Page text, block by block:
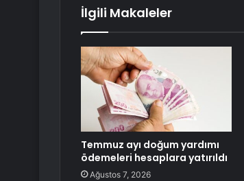
İlgili Makaleler
Temmuz ayı doğum yardımı
ödemeleri hesaplara yatırıldı
Ağustos 7, 2026